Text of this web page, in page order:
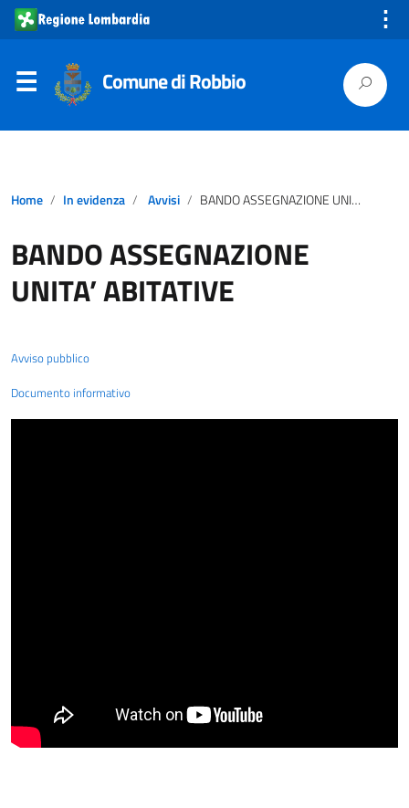
⋮
Comune di Robbio
Home In evidenza Avvisi BANDO ASSEGNAZIONE UNITA’ ABITATIVE
BANDO ASSEGNAZIONE
UNITA’ ABITATIVE
Avviso pubblico
Documento informativo